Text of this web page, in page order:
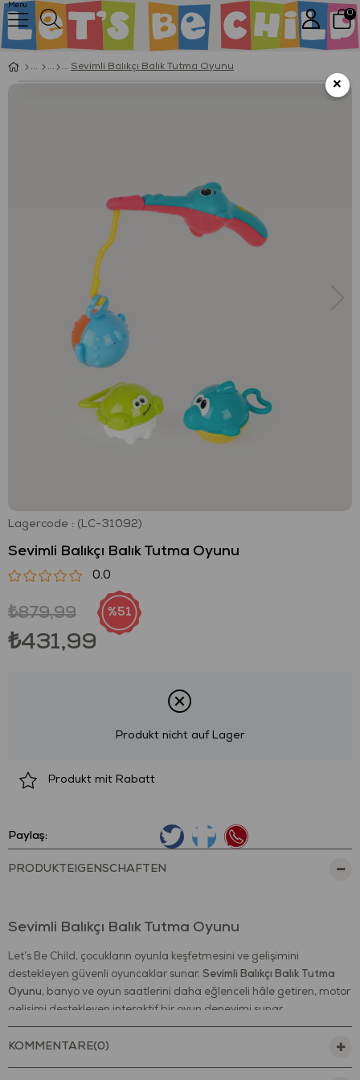
Menu
0
Sevimli Balıkçı Balık Tutma Oyunu
Lagercode (LC-31092)
Sevimli Balıkçı Balık Tutma Oyunu
0.0
₺879,99
₺431,99
51
Produkt nicht auf Lager
Produkt mit Rabatt
Paylaş:
PRODUKTEIGENSCHAFTEN
Sevimli Balıkçı Balık Tutma Oyunu
Let’s Be Child, çocukların oyunla keşfetmesini ve gelişimini
destekleyen güvenli oyuncaklar sunar. Sevimli Balıkçı Balık Tutma
Oyunu, banyo ve oyun saatlerini daha eğlenceli hâle getiren, motor
gelişimi destekleyen interaktif bir oyun deneyimi sunar.
KOMMENTARE(0)
×